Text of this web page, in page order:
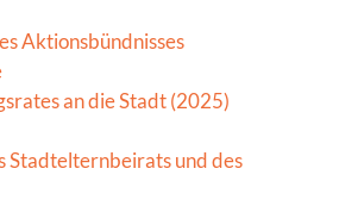
Aktionsbündnisses
an die Stadt (2025)
Stadtelternbeirats und des